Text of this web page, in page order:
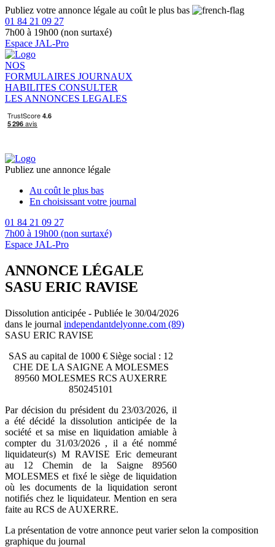
Publiez votre annonce légale au coût le plus bas
01 84 21 09 27
7h00 à 19h00 (non surtaxé)
Espace JAL-Pro
NOS
FORMULAIRES JOURNAUX
HABILITES CONSULTER
LES ANNONCES LEGALES
Publiez une annonce légale
Au coût le plus bas
En choisissant votre journal
01 84 21 09 27
7h00 à 19h00 (non surtaxé)
Espace JAL-Pro
ANNONCE LÉGALE
SASU ERIC RAVISE
Dissolution anticipée - Publiée le 30/04/2026
dans le journal independantdelyonne.com (89)
SASU ERIC RAVISE
SAS au capital de 1000 € Siège social : 12
CHE DE LA SAIGNE A MOLESMES
89560 MOLESMES RCS AUXERRE
850245101
Par décision du président du 23/03/2026, il
a été décidé la dissolution anticipée de la
société et sa mise en liquidation amiable à
compter du 31/03/2026 , il a été nommé
liquidateur(s) M RAVISE Eric demeurant
au 12 Chemin de la Saigne 89560
MOLESMES et fixé le siège de liquidation
où les documents de la liquidation seront
notifiés chez le liquidateur. Mention en sera
faite au RCS de AUXERRE.
La présentation de votre annonce peut varier selon la composition
graphique du journal